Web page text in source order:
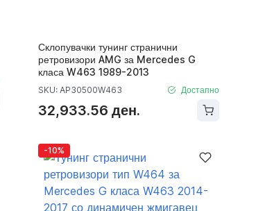
Склопувачки тунинг странични
ретровизори AMG за Mercedes G
класа W463 1989-2013
SKU: AP30500W463 Достапно
32,933.56 ден.
-10%